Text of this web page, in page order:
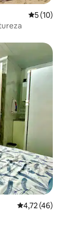
5 (10)
4,72 (46)